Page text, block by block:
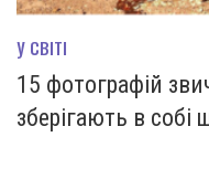
У СВІТІ
15 фотографій
зберігають в